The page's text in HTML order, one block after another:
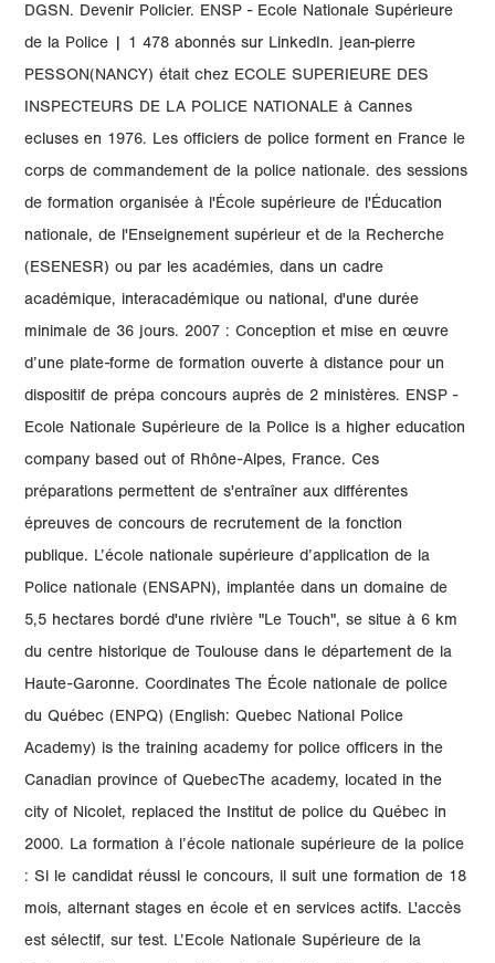
DGSN. Devenir Policier. ENSP - Ecole Nationale Supérieure
de la Police | 1 478 abonnés sur LinkedIn. jean-pierre
PESSON(NANCY) était chez ECOLE SUPERIEURE DES
INSPECTEURS DE LA POLICE NATIONALE à Cannes
ecluses en 1976. Les officiers de police forment en France le
corps de commandement de la police nationale. des sessions
de formation organisée à l'École supérieure de l'Éducation
nationale, de l'Enseignement supérieur et de la Recherche
(ESENESR) ou par les académies, dans un cadre
académique, interacadémique ou national, d'une durée
minimale de 36 jours. 2007 : Conception et mise en œuvre
d’une plate-forme de formation ouverte à distance pour un
dispositif de prépa concours auprès de 2 ministères. ENSP -
Ecole Nationale Supérieure de la Police is a higher education
company based out of Rhône-Alpes, France. Ces
préparations permettent de s'entraîner aux différentes
épreuves de concours de recrutement de la fonction
publique. L’école nationale supérieure d’application de la
Police nationale (ENSAPN), implantée dans un domaine de
5,5 hectares bordé d'une rivière "Le Touch", se situe à 6 km
du centre historique de Toulouse dans le département de la
Haute-Garonne. Coordinates The École nationale de police
du Québec (ENPQ) (English: Quebec National Police
Academy) is the training academy for police officers in the
Canadian province of QuebecThe academy, located in the
city of Nicolet, replaced the Institut de police du Québec in
2000. La formation à l’école nationale supérieure de la police
: Si le candidat réussi le concours, il suit une formation de 18
mois, alternant stages en école et en services actifs. L'accès
est sélectif, sur test. L’Ecole Nationale Supérieure de la